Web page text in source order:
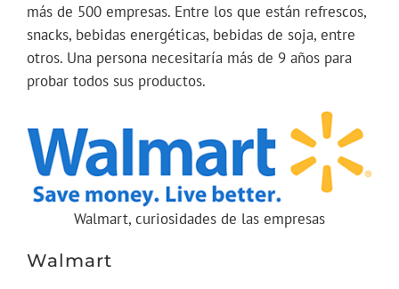
más de 500 empresas. Entre los que están refrescos,
snacks, bebidas energéticas, bebidas de soja, entre
otros. Una persona necesitaría más de 9 años para
probar todos sus productos.
Walmart, curiosidades de las empresas
Walmart